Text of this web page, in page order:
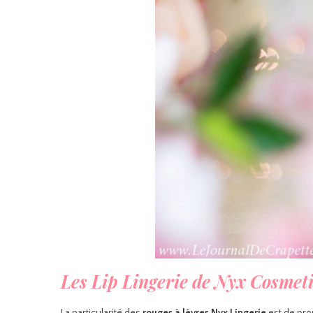
Les Lip Lingerie de Nyx